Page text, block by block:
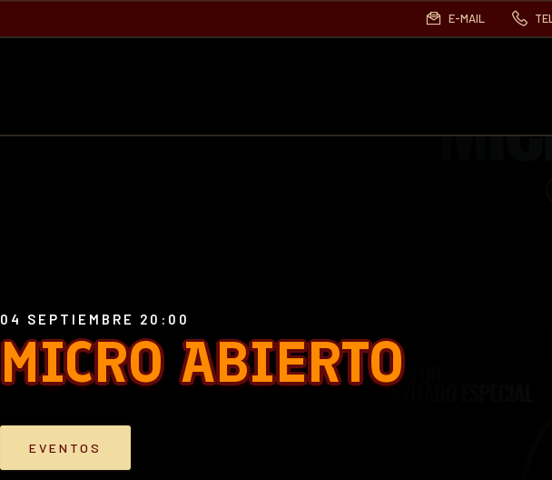
E-MAIL
MICRO ABIERTO
04 SEPTIEMBRE 20:00
EVENTOS